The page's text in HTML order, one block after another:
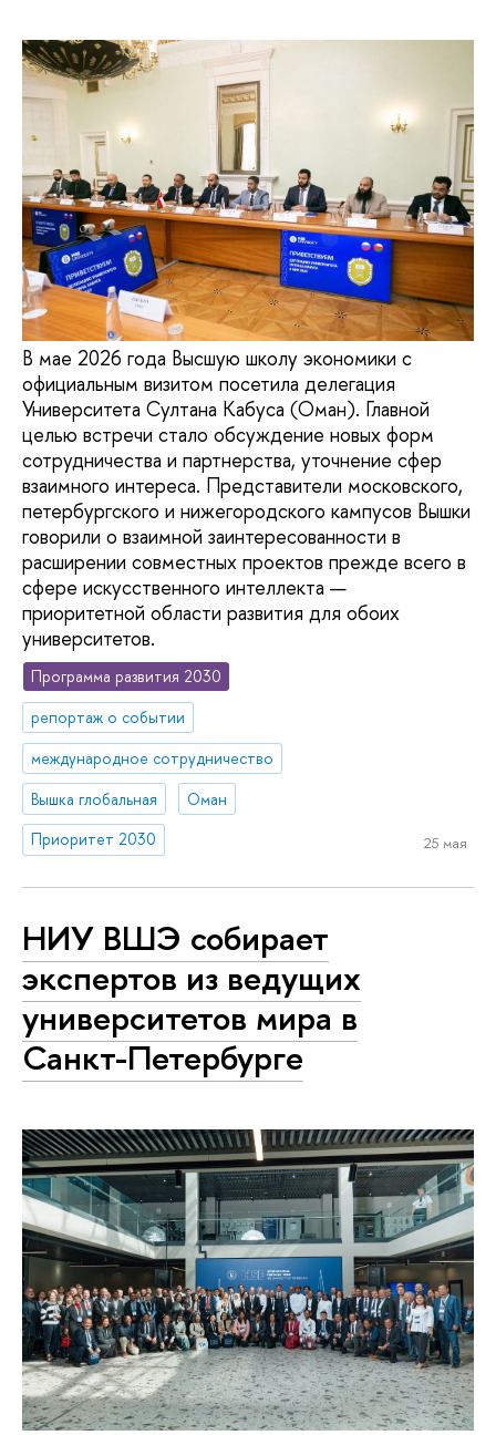
В мае 2026 года Высшую школу экономики с
официальным визитом посетила делегация
Университета Султана Кабуса (Оман). Главной
целью встречи стало обсуждение новых форм
сотрудничества и партнерства, уточнение сфер
взаимного интереса. Представители московского,
петербургского и нижегородского кампусов Вышки
говорили о взаимной заинтересованности в
расширении совместных проектов прежде всего в
сфере искусственного интеллекта —
приоритетной области развития для обоих
университетов.
Программа развития 2030
репортаж о событии
международное сотрудничество
Вышка глобальная
Оман
Приоритет 2030
25 мая
НИУ ВШЭ собирает
экспертов из ведущих
университетов мира в
Санкт-Петербурге